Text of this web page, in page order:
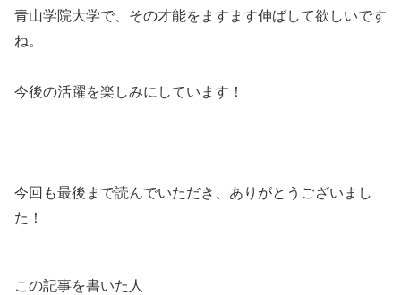
青山学院大学で、その才能をますます伸ばして欲しいです
ね。
今後の活躍を楽しみにしています！
今回も最後まで読んでいただき、ありがとうございまし
た！
この記事を書いた人